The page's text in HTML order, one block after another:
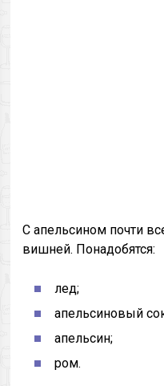
С апельсином почти
вишней. Понадобятся:
лед;
апельсиновый
апельсин;
ром.